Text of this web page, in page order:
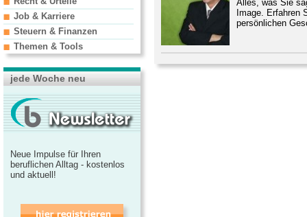
Alles, was Sie
Image. Erfahren
persönlichen
Job & Karriere
Steuern & Finanzen
Themen & Tools
jede Woche neu
Neue Impulse für Ihren
beruflichen Alltag - kostenlos
und aktuell!